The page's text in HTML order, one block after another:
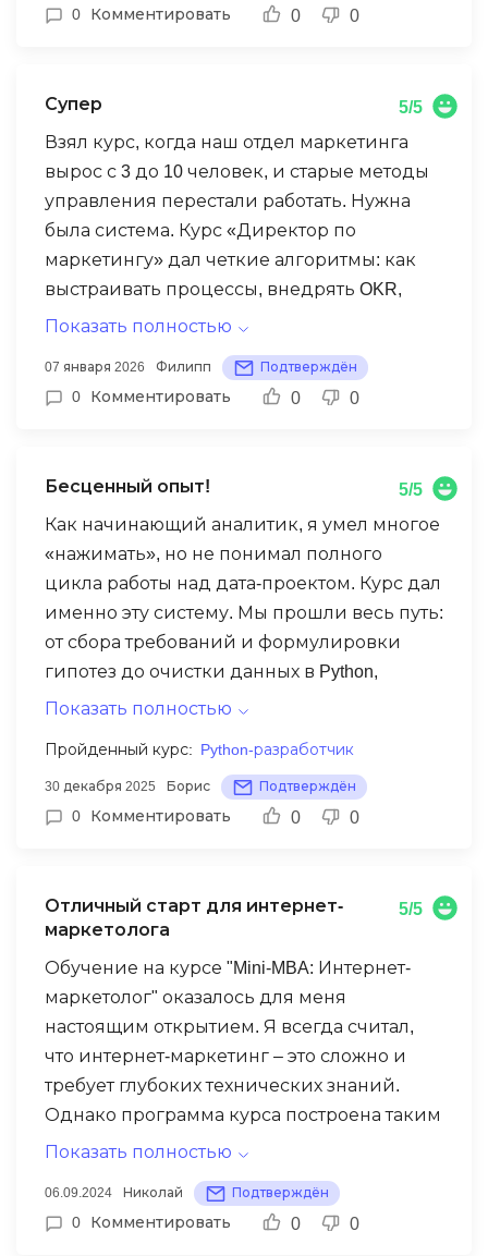
Благодаря новым знаниям, сразу после
направления.
0 Комментировать 0 0
Супер
5/5
Взял курс, когда наш отдел маркетинга
вырос с 3 до 10 человек, и старые методы
управления перестали работать. Нужна
была система. Курс «Директор по
маркетингу» дал четкие алгоритмы: как
выстраивать процессы, внедрять OKR,
проводи effective-встречи, распределять
Модуль по управлению performance
команды был особенно точен. В итоге мы
показателей подтвердил, что мы
движемся в верном направлении.
Показать полностью
07 января 2026 Филипп Подтверждён
0 Комментировать 0 0
Бесценный опыт!
5/5
Как начинающий аналитик, я умел многое
«нажимать», но не понимал полного
цикла работы над дата-проектом. Курс дал
именно эту систему. Мы прошли весь путь:
от сбора требований и формулировки
гипотез до очистки данных в Python,
анализа в SQL и презентации инсайтов
практикующие специалисты, которые
поделились своими чек-листами и
шаблонами. Теперь я работаю не набором
Бесценный опыт!
Показать полностью
Пройденный курс: Python-разработчик
30 декабря 2025 Борис Подтверждён
0 Комментировать 0 0
Отличный старт для интернет-
маркетолога
5/5
Обучение на курсе "Mini-MBA: Интернет-
маркетолог" оказалось для меня
настоящим открытием. Я всегда считал,
что интернет-маркетинг – это сложно и
требует глубоких технических знаний.
Однако программа курса построена таким
образом, что даже для новичков всё
Digital Skills Academy объясняют материалы
простым языком, а практические задания
Показать полностью
06.09.2024 Николай Подтверждён
0 Комментировать 0 0